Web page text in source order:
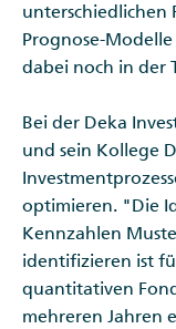
unterschiedlichen
Prognose-
dabei noch in der
Bei der Deka
und sein Kollege
optimieren. "Die
Kennzahlen
identifizieren ist
quantitativen
mehreren Jahren